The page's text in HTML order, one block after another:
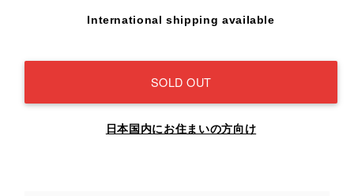
International shipping available
SOLD OUT
日本国内にお住まいの方向け